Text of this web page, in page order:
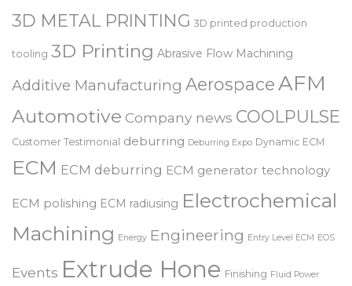
3D METAL PRINTING 3D printed production
tooling 3D Printing Abrasive Flow Machining
Additive Manufacturing AerospaceAFM
Automotive Company news COOLPULSE
Customer Testimonial deburring Deburring Expo Dynamic ECM
ECM ECM deburring ECM generator technology
ECM polishing ECM radiusing Electrochemical
Machining Energy Engineering Entry Level ECM EOS
Events Extrude Hone Finishing Fluid Power